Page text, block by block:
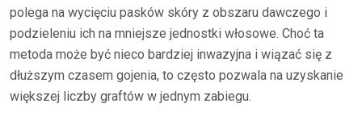
polega na wycięciu pasków skóry z obszaru dawczego i
podzieleniu ich na mniejsze jednostki włosowe. Choć ta
metoda może być nieco bardziej inwazyjna i wiązać się z
dłuższym czasem gojenia, to często pozwala na uzyskanie
większej liczby graftów w jednym zabiegu.